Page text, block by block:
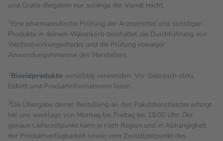
und Gratis-Beigaben nur solange der Vorrat reicht.
1Eine pharmazeutische Prüfung der Arzneimittel und sonstigen
Produkte in deinem Warenkorb beinhaltet die Durchführung von
Wechselwirkungschecks und die Prüfung etwaiger
Anwendungshinweise des Herstellers.
2Biozidprodukte vorsichtig verwenden. Vor Gebrauch stets
Etikett und Produktinformationen lesen.
3Die Übergabe deiner Bestellung an den Paketdienstleister erfolgt
bei uns werktags von Montag bis Freitag bis 18:00 Uhr. Der
genaue Lieferzeitpunkt kann je nach Region und in Abhängigkeit
der Produktverfügbarkeit sowie vom Zustellzeitpunkt des